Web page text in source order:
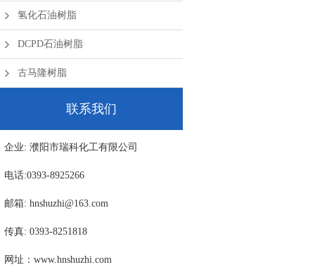
氢化石油树脂
DCPD石油树脂
古马隆树脂
联系我们
企业: 濮阳市瑞科化工有限公司
电话:0393-8925266
邮箱: hnshuzhi@163.com
传真: 0393-8251818
网址：www.hnshuzhi.com